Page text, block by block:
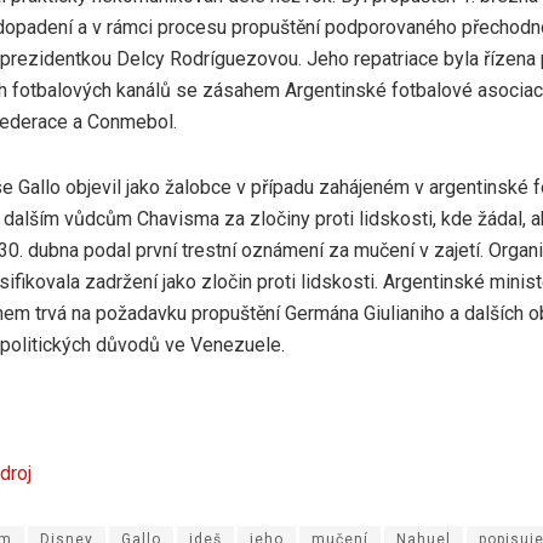
a v rámci procesu propuštění podporovaného
Delcy Rodríguezovou. Jeho repatriace byla
fotbalových kanálů se zásahem Argentinské fotbalové
a Conmebol.
Gallo objevil jako žalobce v případu zahájeném v argentinské
vůdcům Chavisma za zločiny proti lidskosti, kde žádal,
dubna podal první trestní oznámení za mučení v zajetí.
zadržení jako zločin proti lidskosti. Argentinské
trvá na požadavku propuštění Germána Giulianiho a dalších
důvodů ve Venezuele.
Disney Gallo jdeš jeho mučení Nahuel popisuje